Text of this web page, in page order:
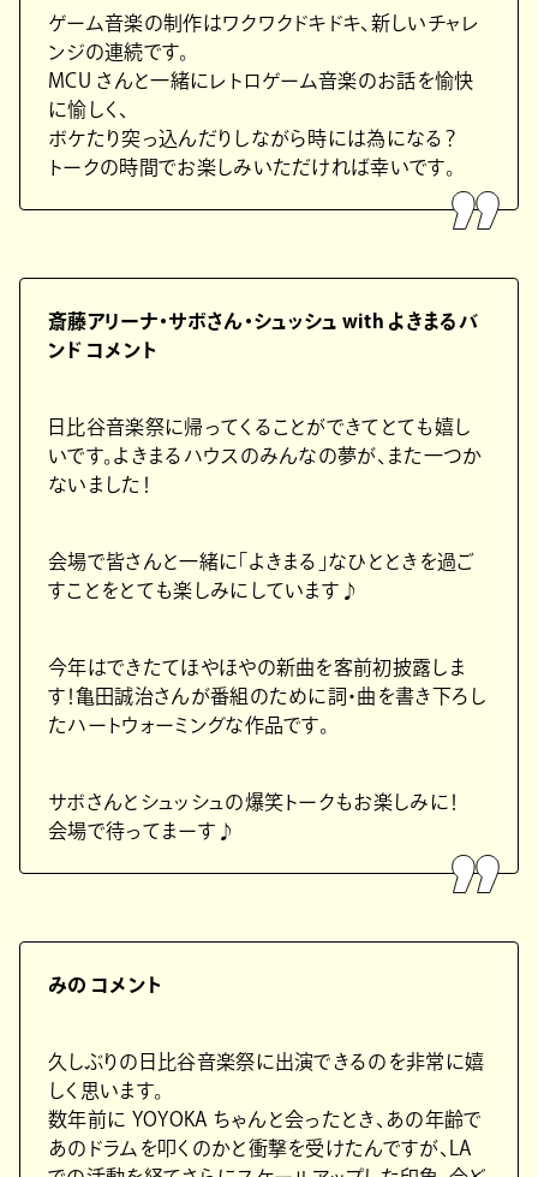
ゲーム音楽の制作はワクワクドキドキ、新しいチャレ
ンジの連続です。
MCU さんと一緒にレトロゲーム音楽のお話を愉快
に愉しく、
ボケたり突っ込んだりしながら時には為になる？
トークの時間でお楽しみいただければ幸いです。
斎藤アリーナ・サボさん・シュッシュ with よきまるバ
ンド コメント
日比谷音楽祭に帰ってくることができてとても嬉し
いです。よきまるハウスのみんなの夢が、また一つか
ないました！
会場で皆さんと一緒に「よきまる」なひとときを過ご
すことをとても楽しみにしています♪
今年はできたてほやほやの新曲を客前初披露しま
す！亀田誠治さんが番組のために詞・曲を書き下ろし
たハートウォーミングな作品です。
サボさんとシュッシュの爆笑トークもお楽しみに！
会場で待ってまーす♪
みの コメント
久しぶりの日比谷音楽祭に出演できるのを非常に嬉
しく思います。
数年前に YOYOKA ちゃんと会ったとき、あの年齢で
あのドラムを叩くのかと衝撃を受けたんですが、LA